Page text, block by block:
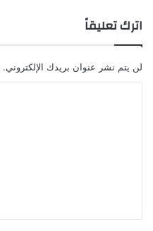
اترك تعليقاً
لن يتم نشر عنوان بريدك الإلكتروني.